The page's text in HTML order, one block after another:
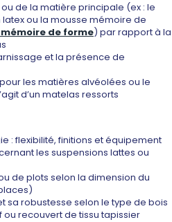
ou de la matière principale (ex : le
ou la mousse mémoire de
de forme) par rapport à la
et la présence de
les matières alvéolées ou le
d’un matelas ressorts
: flexibilité, finitions et équipement
les suspensions lattes ou
de plots selon la dimension du
sa robustesse selon le type de bois
recouvert de tissu tapissier